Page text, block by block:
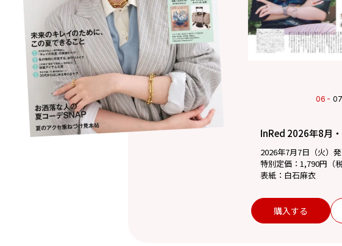
07 07
InRed 2026年8月
2026年7月7日（火）
特別定価：1,790円（税
表紙：白石麻衣
購入する